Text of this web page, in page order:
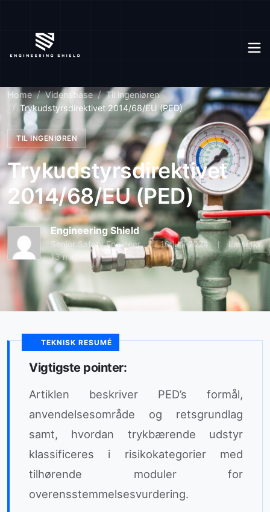
Home Vidensbase
Til ingeniøren
Trykudstyrsdirektivet 2014/68/EU (PED)
TIL INGENIØREN
Trykudstyrsdirektivet
2014/68/EU (PED)
Engineering Shield
Senior Safety Engineer 10 juni 2024
Læsetid:
13 min
TEKNISK RESUMÉ
Vigtigste pointer:
Artiklen beskriver PED’s formål,
anvendelsesområde og retsgrundlag
samt, hvordan trykbærende udstyr
klassificeres i risikokategorier med
tilhørende moduler for
overensstemmelsesvurdering.